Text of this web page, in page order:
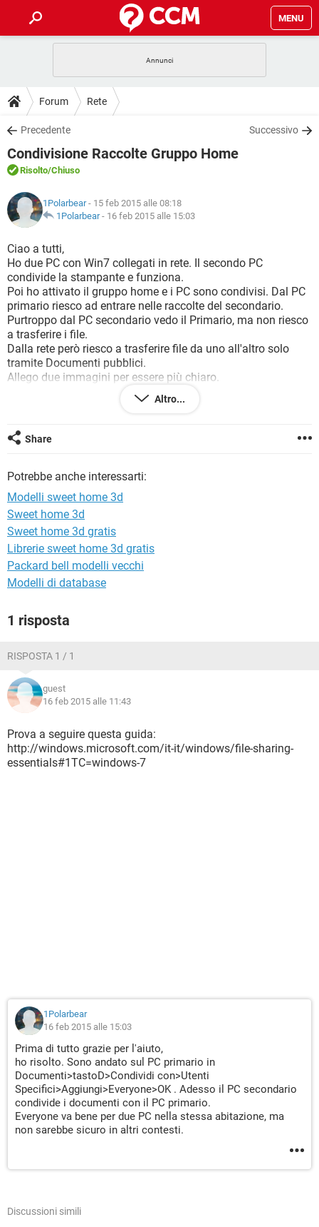
MENU
INTRATTENIMENTO
iOS
INSTAGRAM WHATSAPP
TIKTOK
HARDWARE
GUIDE
COVID-19
iOS
INSTAGRAM
TIKTOK FACEBOOK
DOWNLOAD
COVID-19 GAMING
INTRATTENIMENTO
iOS WINDOWS 10
INSTAGRAM
TIKTOK
HARDWARE
FORUM
COVID-19
INTRATTENIMENTO ANDROID
INSTAGRAM WHATSAPP
TIKTOK FACEBOOK
HARDWARE
GLOSSARIO
COVID-19
INTRATTENIMENTO
iOS WINDOWS 10
INSTAGRAM WHATSAPP
TIKTOK FACEBOOK
HARDWARE
Forum Rete
Precedente Successivo
Condivisione Raccolte Gruppo Home
Risolto/Chiuso
1Polarbear- 15 feb 2015 alle 08:18
1Polarbear- 16 feb 2015 alle 15:03
Ciao a tutti,
Ho due PC con Win7 collegati in rete. Il secondo PC
condivide la stampante e funziona.
Poi ho attivato il gruppo home e i PC sono condivisi. Dal PC
primario riesco ad entrare nelle raccolte del secondario.
Purtroppo dal PC secondario vedo il Primario, ma non riesco
a trasferire i file.
Dalla rete però riesco a trasferire file da uno all'altro solo
tramite Documenti pubblici.
Allego due immagini per essere più chiaro.
https://imgur.com/vd6nIbk
https://imgur.com/mP0OJzU
risoluzioni automatiche, cercando su Microsoft, ma nulla.
Mi potreste aiutare a risolvere ?
Altro...
Share
Potrebbe anche interessarti:
Modelli sweet home 3d
Sweet home 3d
Sweet home 3d gratis
Librerie sweet home 3d gratis
Packard bell modelli vecchi
Modelli di database
1 risposta
RISPOSTA 1 / 1
guest
16 feb 2015 alle 11:43
Prova a seguire questa guida:
http://windows.microsoft.com/it-it/windows/file-sharing-
essentials#1TC=windows-7
1Polarbear
16 feb 2015 alle 15:03
Prima di tutto grazie per l'aiuto,
ho risolto. Sono andato sul PC primario in
Documenti>tastoD>Condividi con>Utenti
Specifici>Aggiungi>Everyone>OK . Adesso il PC secondario
condivide i documenti con il PC primario.
Everyone va bene per due PC nella stessa abitazione, ma
non sarebbe sicuro in altri contesti.
Discussioni simili